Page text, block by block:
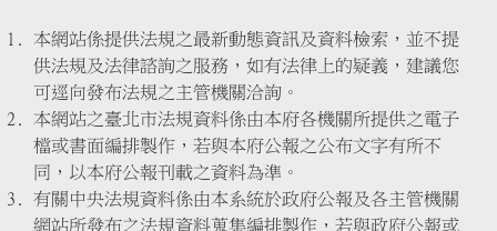
本網站係提供法規之最新動態資訊及資料檢索，並不提
供法規及法律諮詢之服務，如有法律上的疑義，建議您
可逕向發布法規之主管機關洽詢。
本網站之臺北市法規資料係由本府各機關所提供之電子
檔或書面編排製作，若與本府公報之公布文字有所不
同，以本府公報刊載之資料為準。
有關中央法規資料係由本系統於政府公報及各主管機關
網站所發布之法規資料蒐集編排製作，若與政府公報或